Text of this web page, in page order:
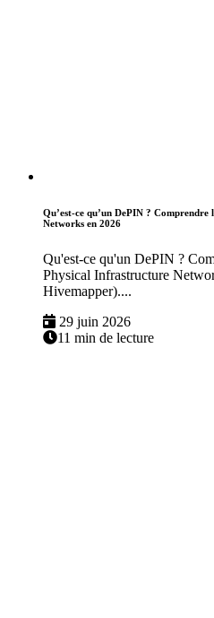
Qu’est-ce qu’un DePIN ?
Networks en 2026
Qu'est-ce qu'un DePIN ?
Physical Infrastructure
Hivemapper)....
29 juin 2026
11 min de lecture